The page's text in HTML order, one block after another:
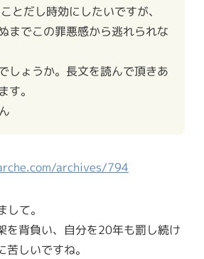
とだし時効にしたいですが、
までこの罪悪感から逃れられな
しょうか。長文を読んで頂きあ
す。
archives/794
て。
を背負い、自分を20年も罰し続け
しいですね。